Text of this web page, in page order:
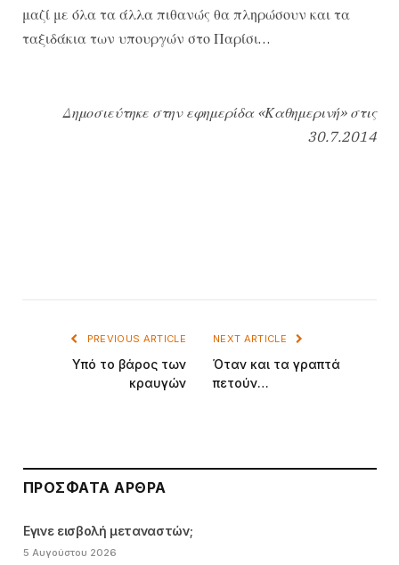
μαζί με όλα τα άλλα πιθανώς θα πληρώσουν και τα
ταξιδάκια των υπουργών στο Παρίσι…
Δημοσιεύτηκε στην εφημερίδα «Καθημερινή» στις
30.7.2014
PREVIOUS ARTICLE
Υπό το βάρος των
κραυγών
NEXT ARTICLE
Όταν και τα γραπτά
πετούν…
ΠΡΌΣΦΑΤΑ ΆΡΘΡΑ
Εγινε εισβολή μεταναστών;
5 Αυγούστου 2026